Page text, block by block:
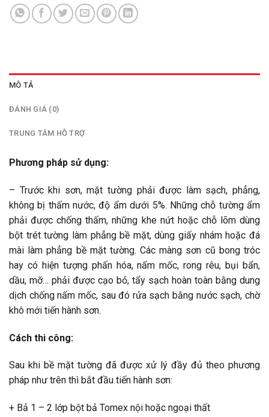
MÔ TẢ
ĐÁNH GIÁ (0)
TRUNG TÂM HỖ TRỢ
Phương pháp sử dụng:
– Trước khi sơn, mặt tường phải được làm sạch, phẳng,
không bị thấm nước, độ ẩm dưới 5%. Những chỗ tường ẩm
phải được chống thấm, những khe nứt hoặc chỗ lõm dùng
bột trét tường làm phẳng bề mặt, dùng giấy nhám hoặc đá
mài làm phẳng bề mặt tường. Các màng sơn cũ bong tróc
hay có hiện tượng phấn hóa, nấm mốc, rong rêu, bụi bẩn,
dầu, mỡ… phải được cạo bỏ, tẩy sạch hoàn toàn bằng dung
dịch chống nấm mốc, sau đó rửa sạch bằng nước sạch, chờ
khô mới tiến hành sơn.
Cách thi công:
Sau khi bề mặt tường đã được xử lý đầy đủ theo phương
pháp như trên thì bắt đầu tiến hành sơn:
+ Bả 1 – 2 lớp bột bả Tomex nội hoặc ngoại thất